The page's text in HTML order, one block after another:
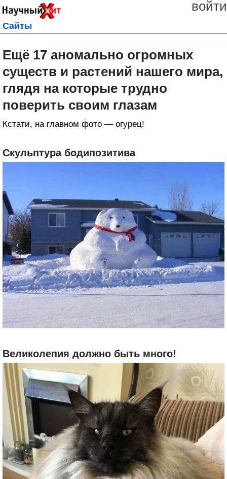
войти
Сайты
Ещё 17 аномально огромных
существ и растений нашего мира,
глядя на которые трудно
поверить своим глазам
Кстати, на главном фото — огурец!
Скульптура бодипозитива
Великолепия должно быть много!